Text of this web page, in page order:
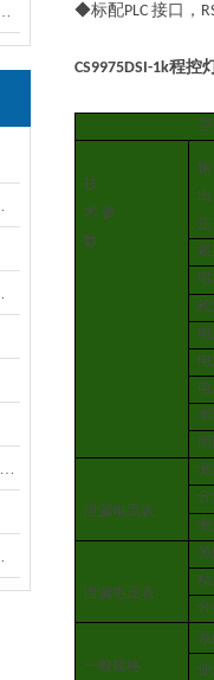
◆标配PLC 接口，
CS9975DSI-1k程控
技
术 参
数
输
出
压
泄漏电流表
泄漏电压表
一般规格